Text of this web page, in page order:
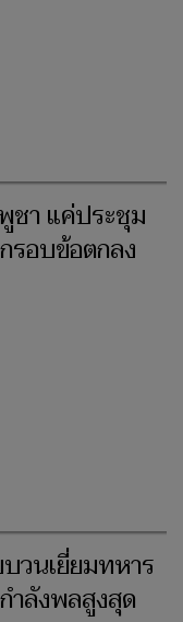
ชา แค่ประชุม
รอบข้อตกลง
วนเยี่ยมทหาร
ำลังพลสูงสุด